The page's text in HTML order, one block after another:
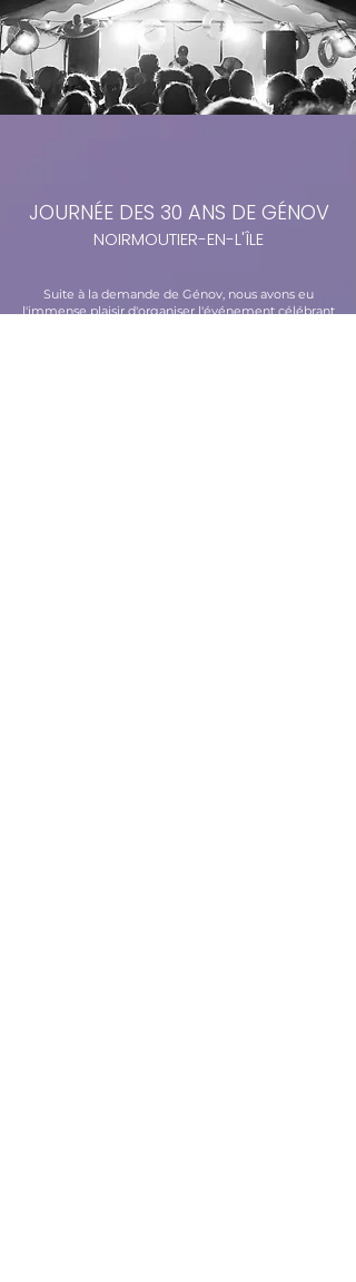
JOURNÉE DES 30 ANS DE GÉNOV
NOIRMOUTIER-EN-L'ÎLE
Suite à la demande de Génov, nous avons eu
l'immense plaisir d'organiser l'événement célébrant